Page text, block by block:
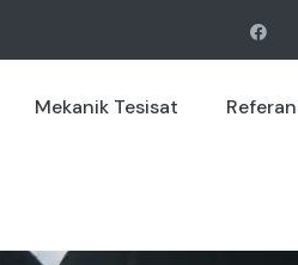
Mekanik Tesisat